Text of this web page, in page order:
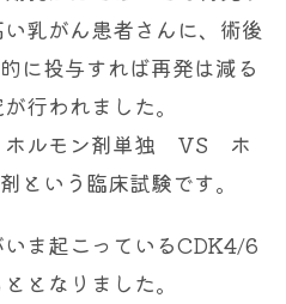
乳がん患者さんに、術後
に投与すれば再発は減る
行われました。
ホルモン剤単独 VS ホ
という臨床試験です。
ま起こっているCDK4/6
となりました。